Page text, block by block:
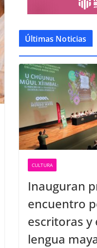
Últimas Noticias
CULTURA
Inauguran
encuentro
escritoras y
lengua